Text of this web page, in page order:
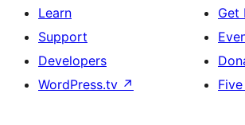
Learn
Support
Developers
WordPress.tv ↗
Get